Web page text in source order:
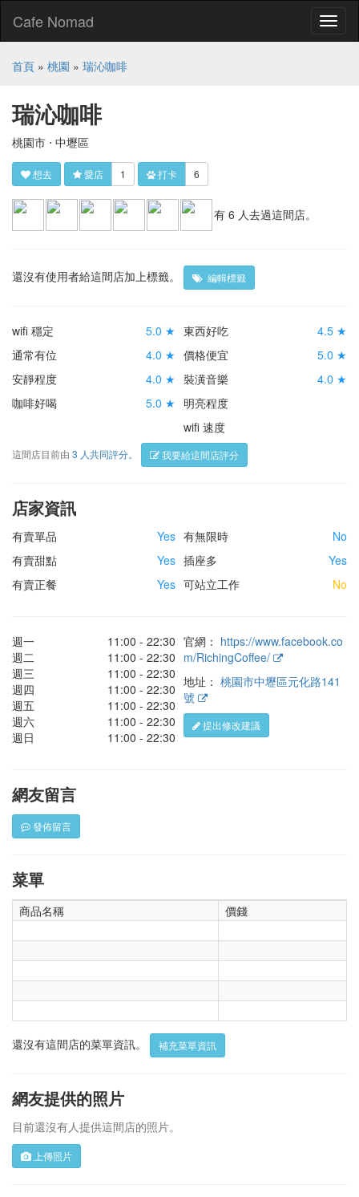
Cafe Nomad
首頁 » 桃園 » 瑞沁咖啡
瑞沁咖啡
桃園市 ⋅ 中壢區
想去 愛店 1 打卡 6
有 6 人去過這間店。
還沒有使用者給這間店加上標籤。 編輯標籤
wifi 穩定
5.0 ★
通常有位
4.0 ★
安靜程度
4.0 ★
咖啡好喝
5.0 ★
東西好吃
4.5 ★
價格便宜
5.0 ★
裝潢音樂
4.0 ★
明亮程度
wifi 速度
這間店目前由 3 人共同評分。 我要給這間店評分
店家資訊
有賣單品
Yes
有賣甜點
Yes
有賣正餐
Yes
有無限時
No
插座多
Yes
可站立工作
No
週一
11:00 - 22:30
週二
11:00 - 22:30
週三
11:00 - 22:30
週四
11:00 - 22:30
週五
11:00 - 22:30
週六
11:00 - 22:30
週日
11:00 - 22:30
官網： https://www.facebook.co
m/RichingCoffee/
地址： 桃園市中壢區元化路141
號
提出修改建議
網友留言
發佈留言
菜單
商品名稱 價錢
還沒有這間店的菜單資訊。 補充菜單資訊
網友提供的照片
目前還沒有人提供這間店的照片。
上傳照片